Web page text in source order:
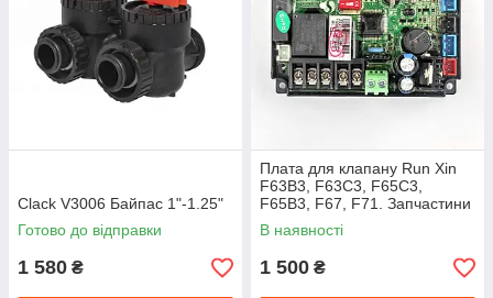
Clack V3006 Байпас 1"-1.25"
Готово до відправки
1 580 ₴
Плата для клапану Run Xin
F63B3, F63C3, F65C3,
F65B3, F67, F71. Запчастини
для клапанів RX
В наявності
1 500 ₴